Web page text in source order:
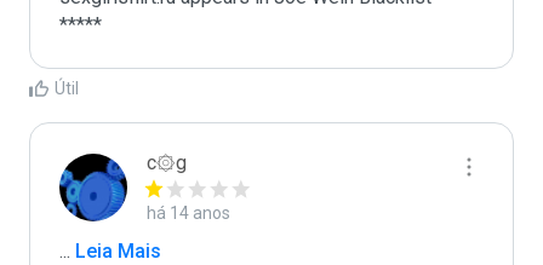
*****
Útil
c۞g
há 14 anos
... Leia Mais